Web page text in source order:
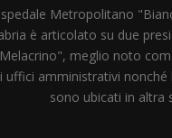
Metropolitano
è articolato su due
meglio noto
uffici amministrativi nonché
sono ubicati in altra